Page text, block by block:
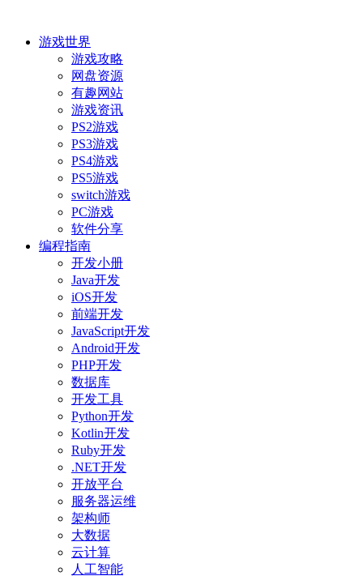
游戏世界
游戏攻略
网盘资源
有趣网站
游戏资讯
PS2游戏
PS3游戏
PS4游戏
PS5游戏
switch游戏
PC游戏
软件分享
编程指南
开发小册
Java开发
iOS开发
前端开发
JavaScript开发
Android开发
PHP开发
数据库
开发工具
Python开发
Kotlin开发
Ruby开发
.NET开发
开放平台
服务器运维
架构师
大数据
云计算
人工智能